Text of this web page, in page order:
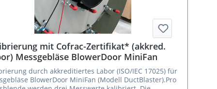
mit Cofrac-Zertifikat* (akkred.
Messgebläse BlowerDoor MiniFan
durch akkreditiertes Labor (ISO/IEC 17025) für
BlowerDoor MiniFan (Modell DuctBlaster).Pro